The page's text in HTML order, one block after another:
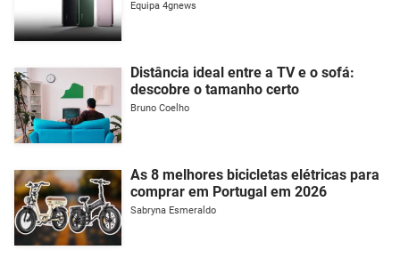
Equipa 4gnews
Distância ideal entre a TV e o sofá:
descobre o tamanho certo
Bruno Coelho
As 8 melhores bicicletas elétricas para
comprar em Portugal em 2026
Sabryna Esmeraldo